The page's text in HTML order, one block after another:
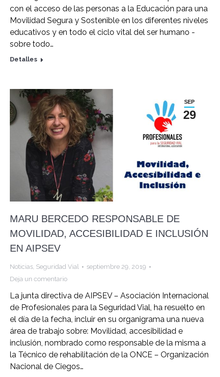
con el acceso de las personas a la Educación para una
Movilidad Segura y Sostenible en los diferentes niveles
educativos y en todo el ciclo vital del ser humano -
sobre todo…
Detalles
SEP
29
MARU BERCEDO RESPONSABLE DE
MOVILIDAD, ACCESIBILIDAD E INCLUSIÓN
EN AIPSEV
Noticias, Seguridad Vial
septiembre 29, 2019
Deja un comentario
La junta directiva de AIPSEV – Asociación Internacional
de Profesionales para la Seguridad Vial, ha resuelto en
el día de la fecha, incluir en su organigrama una nueva
área de trabajo sobre: Movilidad, accesibilidad e
inclusión, nombrado como responsable de la misma a
la Técnico de rehabilitación de la ONCE – Organización
Nacional de Ciegos…